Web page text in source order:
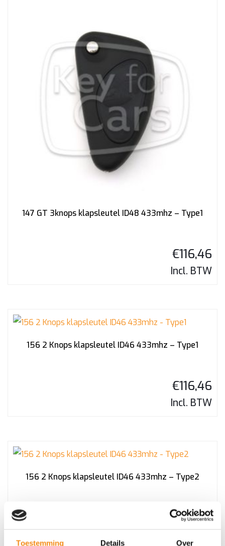
Toestemming Details Over
147 GT 3knops klapsleutel ID48 433mhz – Type1
€116,46
Incl. BTW
156 2 Knops klapsleutel ID46 433mhz – Type1
€116,46
Incl. BTW
156 2 Knops klapsleutel ID46 433mhz – Type2
€116,46